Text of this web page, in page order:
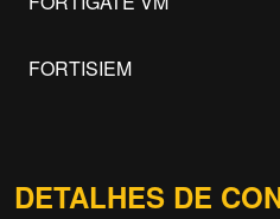
FORTISIEM
DETALHES DE